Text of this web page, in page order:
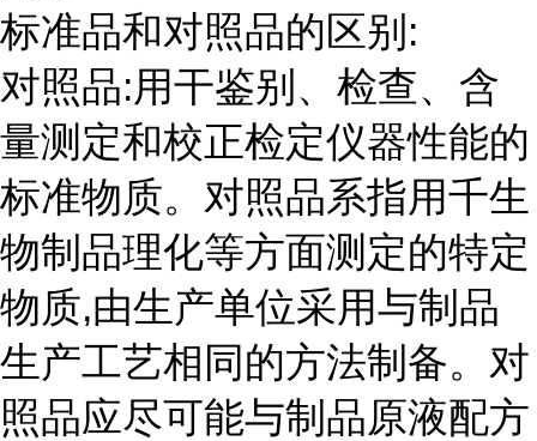
标准品和对照品的区别:
对照品:用干鉴别、检查、含
量测定和校正检定仪器性能的
标准物质。对照品系指用千生
物制品理化等方面测定的特定
物质,由生产单位采用与制品
生产工艺相同的方法制备。对
照品应尽可能与制品原液配方